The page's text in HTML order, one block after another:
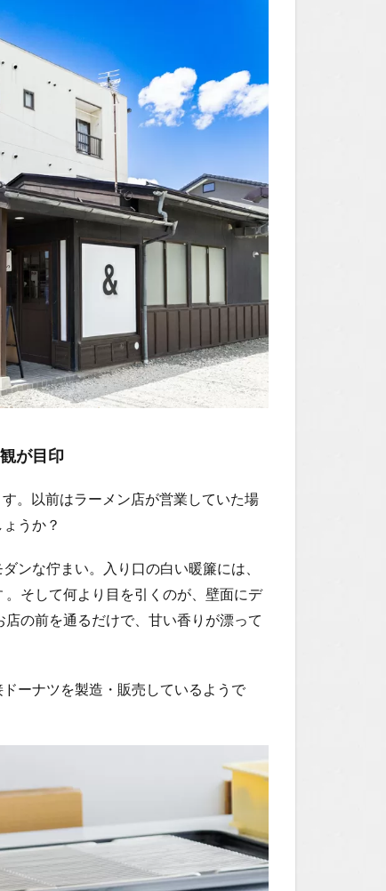
が目印
。以前はラーメン店が営業していた場
うか？
ンな佇まい。入り口の白い暖簾には、
。そして何より目を引くのが、壁面にデ
店の前を通るだけで、甘い香りが漂って
ーナツを製造・販売しているようで